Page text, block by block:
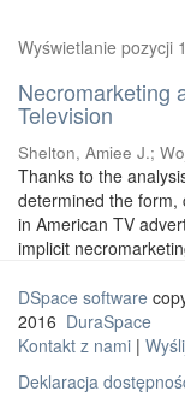
Wyświetlanie pozycji
Necromarketing
Television
Shelton, Amiee J.;
Thanks to the
determined the form,
in American TV
implicit
DSpace software
2016 DuraSpace
Kontakt z nami |
Deklaracja